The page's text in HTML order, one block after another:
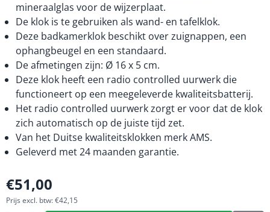
mineraalglas voor de wijzerplaat.
De klok is te gebruiken als wand- en tafelklok.
Deze badkamerklok beschikt over zuignappen, een
ophangbeugel en een standaard.
De afmetingen zijn: Ø 16 x 5 cm.
Deze klok heeft een radio controlled uurwerk die
functioneert op een meegeleverde kwaliteitsbatterij.
Het radio controlled uurwerk zorgt er voor dat de klok
zich automatisch op de juiste tijd zet.
Van het Duitse kwaliteitsklokken merk AMS.
Geleverd met 24 maanden garantie.
€51,00
Prijs excl. btw:€42,15